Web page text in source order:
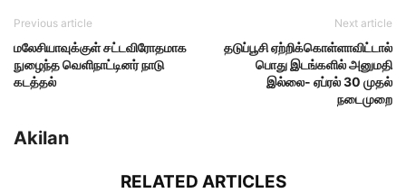
Previous article
மலேசியாவுக்குள் சட்டவிரோதமாக
நுழைந்த வெளிநாட்டினர் நாடு
கடத்தல்
Next article
தடுப்பூசி ஏற்றிக்கொள்ளாவிட்டால்
பொது இடங்களில் அனுமதி
இல்லை- ஏப்ரல் 30 முதல்
நடைமுறை
Akilan
RELATED ARTICLES